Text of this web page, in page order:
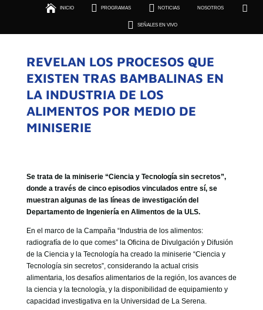
 INICIO  PROGRAMAS  NOTICIAS NOSOTROS 
 SEÑALES EN VIVO
 SEÑALES EN VIVO
REVELAN LOS PROCESOS QUE
EXISTEN TRAS BAMBALINAS EN
LA INDUSTRIA DE LOS
ALIMENTOS POR MEDIO DE
MINISERIE
Se trata de la miniserie “Ciencia y Tecnología sin secretos”,
donde a través de cinco episodios vinculados entre sí, se
muestran algunas de las líneas de investigación del
Departamento de Ingeniería en Alimentos de la ULS.
En el marco de la Campaña “Industria de los alimentos:
radiografía de lo que comes” la Oficina de Divulgación y Difusión
de la Ciencia y la Tecnología ha creado la miniserie “Ciencia y
Tecnología sin secretos”, considerando la actual crisis
alimentaria, los desafíos alimentarios de la región, los avances de
la ciencia y la tecnología, y la disponibilidad de equipamiento y
capacidad investigativa en la Universidad de La Serena.